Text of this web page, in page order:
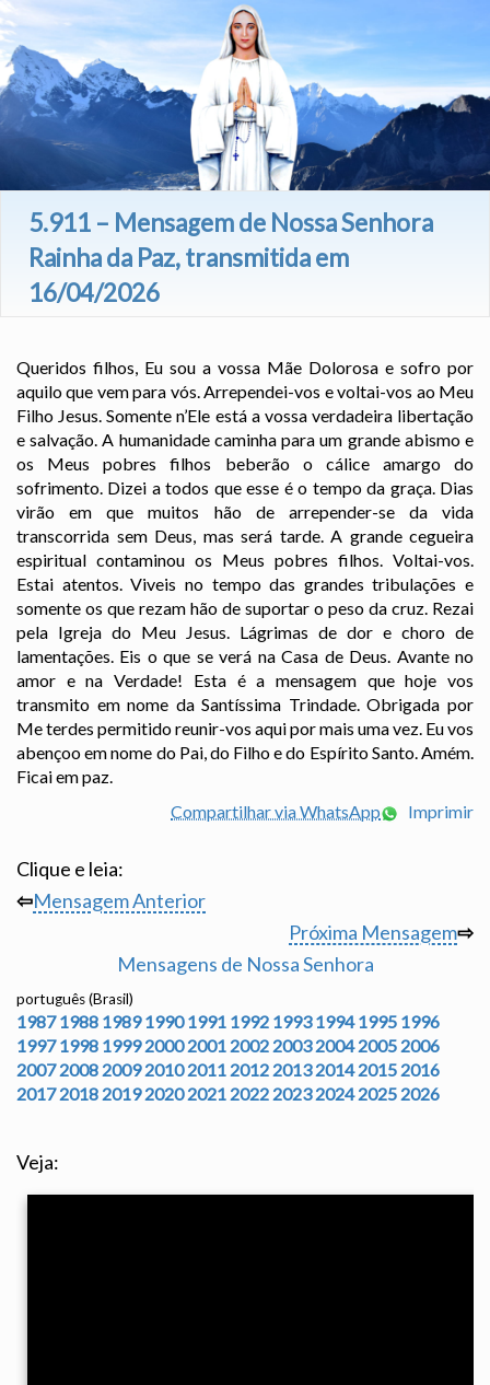
5.911 – Mensagem de Nossa Senhora
Rainha da Paz, transmitida em
16/04/2026
Queridos filhos, Eu sou a vossa Mãe Dolorosa e sofro por
aquilo que vem para vós. Arrependei-vos e voltai-vos ao Meu
Filho Jesus. Somente n’Ele está a vossa verdadeira libertação
e salvação. A humanidade caminha para um grande abismo e
os Meus pobres filhos beberão o cálice amargo do
sofrimento. Dizei a todos que esse é o tempo da graça. Dias
virão em que muitos hão de arrepender-se da vida
transcorrida sem Deus, mas será tarde. A grande cegueira
espiritual contaminou os Meus pobres filhos. Voltai-vos.
Estai atentos. Viveis no tempo das grandes tribulações e
somente os que rezam hão de suportar o peso da cruz. Rezai
pela Igreja do Meu Jesus. Lágrimas de dor e choro de
lamentações. Eis o que se verá na Casa de Deus. Avante no
amor e na Verdade! Esta é a mensagem que hoje vos
transmito em nome da Santíssima Trindade. Obrigada por
Me terdes permitido reunir-vos aqui por mais uma vez. Eu vos
abençoo em nome do Pai, do Filho e do Espírito Santo. Amém.
Ficai em paz.
Compartilhar via WhatsApp
Imprimir
Clique e leia:
⇦Mensagem Anterior
Próxima Mensagem⇨
Mensagens de Nossa Senhora
português (Brasil)
1987 1988 1989 1990 1991 1992 1993 1994 1995 1996
1997 1998 1999 2000 2001 2002 2003 2004 2005 2006
2007 2008 2009 2010 2011 2012 2013 2014 2015 2016
2017 2018 2019 2020 2021 2022 2023 2024 2025 2026
Veja: